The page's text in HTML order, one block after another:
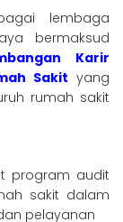
lembaga
bermaksud
Karir
Sakit yang
rumah sakit
program audit
sakit dalam
pelayanan